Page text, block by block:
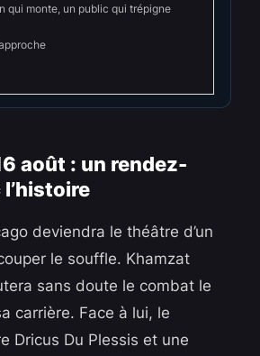
qui monte, un public qui trépigne
août : un rendez-
deviendra le théâtre d’un
le souffle. Khamzat
sans doute le combat le
carrière. Face à lui, le
Dricus Du Plessis et une